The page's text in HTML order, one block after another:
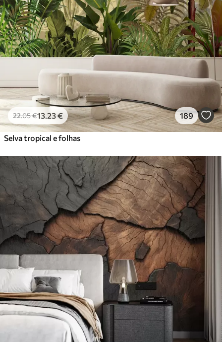
22.05€13 .23€ 189
Selva tropical e folhas